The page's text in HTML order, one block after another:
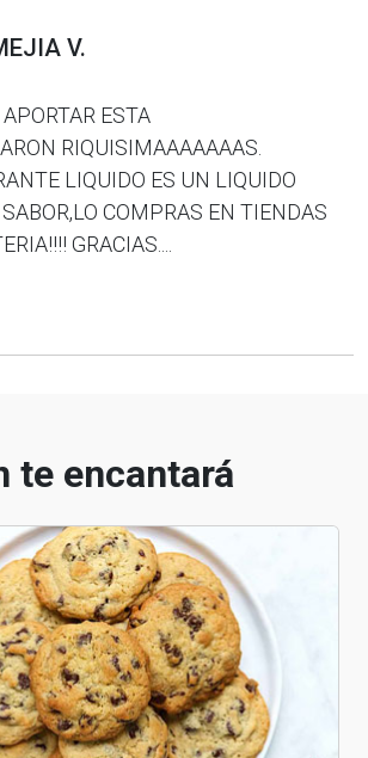
V.
ESTA
RIQUISIMAAAAAAAS.
LIQUIDO ES UN LIQUIDO
COMPRAS EN TIENDAS
GRACIAS....
te encantará